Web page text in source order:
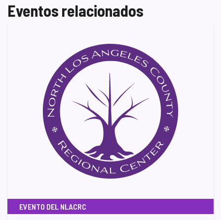
Eventos relacionados
EVENTO DEL NLACRC